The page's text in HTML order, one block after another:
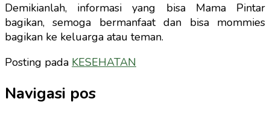
Demikianlah, informasi yang bisa Mama Pintar
bagikan, semoga bermanfaat dan bisa mommies
bagikan ke keluarga atau teman.
Posting pada KESEHATAN
Navigasi pos